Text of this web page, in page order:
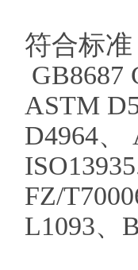
符合标
GB8687
ASTM
D4964、
FZ/
L1093、